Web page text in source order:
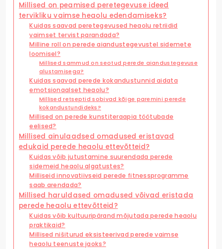
Millised on peamised peretegevuse ideed
tervikliku vaimse heaolu edendamiseks?
Kuidas saavad peretegevused heaolu retriidid
vaimset tervist parandada?
Milline roll on perede aiandustegevustel sidemete
loomisel?
Millised sammud on seotud perede aiandustegevuse
alustamisega?
Kuidas saavad perede kokandustunnid aidata
emotsionaalset heaolu?
Millised retseptid sobivad kõige paremini perede
kokandustundideks?
Millised on perede kunstiteraapia töötubade
eelised?
Millised ainulaadsed omadused eristavad
edukaid perede heaolu ettevõtteid?
Kuidas võib jutustamine suurendada perede
sidemeid heaolu algatustes?
Milliseid innovatiivseid perede fitnessprogramme
saab arendada?
Millised haruldased omadused võivad eristada
perede heaolu ettevõtteid?
Kuidas võib kultuuripärand mõjutada perede heaolu
praktikaid?
Millised nišiturud eksisteerivad perede vaimse
heaolu teenuste jaoks?